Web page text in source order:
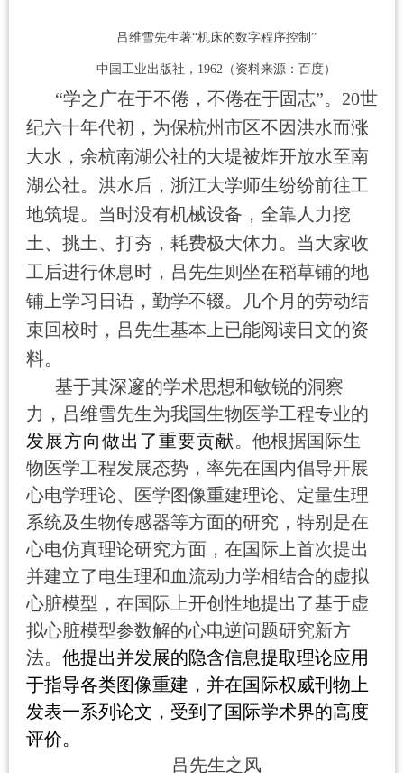
吕维雪先生著“机床的数字程序控制”
中国工业出版社， 1962 （资料来源：百度）
“学之广在于不倦，不倦在于固志”。 20世
纪六十年代初，为保杭州市区不因洪水而涨
大水，余杭南湖公社的大堤被炸开放水至南
湖公社。洪水后，浙江大学师生纷纷前往工
地筑堤。当时没有机械设备，全靠人力挖
土、挑土、打夯，耗费极大体力。当大家收
工后进行休息时，吕先生则坐在稻草铺的地
铺上学习日语，勤学不辍。几个月的劳动结
束回校时，吕先生基本上已能阅读日文的资
料。
基于其深邃的学术思想和敏锐的洞察
力，吕维雪先生为我国生物医学工程专业的
发展方向做出了重要贡献。他根据国际生
物医学工程发展态势，率先在国内倡导开展
心电学理论、医学图像重建理论、定量生理
系统及生物传感器等方面的研究，特别是在
心电仿真理论研究方面，在国际上首次提出
并建立了电生理和血流动力学相结合的虚拟
心脏模型，在国际上开创性地提出了基于虚
拟心脏模型参数解的心电逆问题研究新方
法。 他提出并发展的隐含信息提取理论应用
于指导各类图像重建，并在国际权威刊物上
发表一系列论文，受到了国际学术界的高度
评价。
吕先生之风